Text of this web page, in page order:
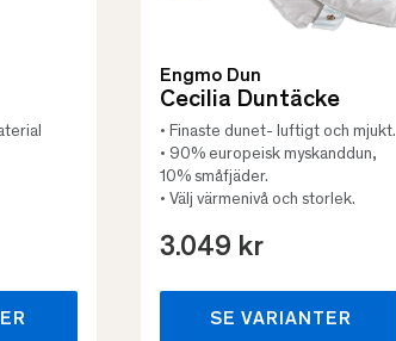
Engmo Dun
Cecilia Duntäcke
• Finaste dunet- luftigt och mjukt.
• 90% europeisk myskanddun,
10% småfjäder.
• Välj värmenivå och storlek.
3.049 kr
SE VARIANTER